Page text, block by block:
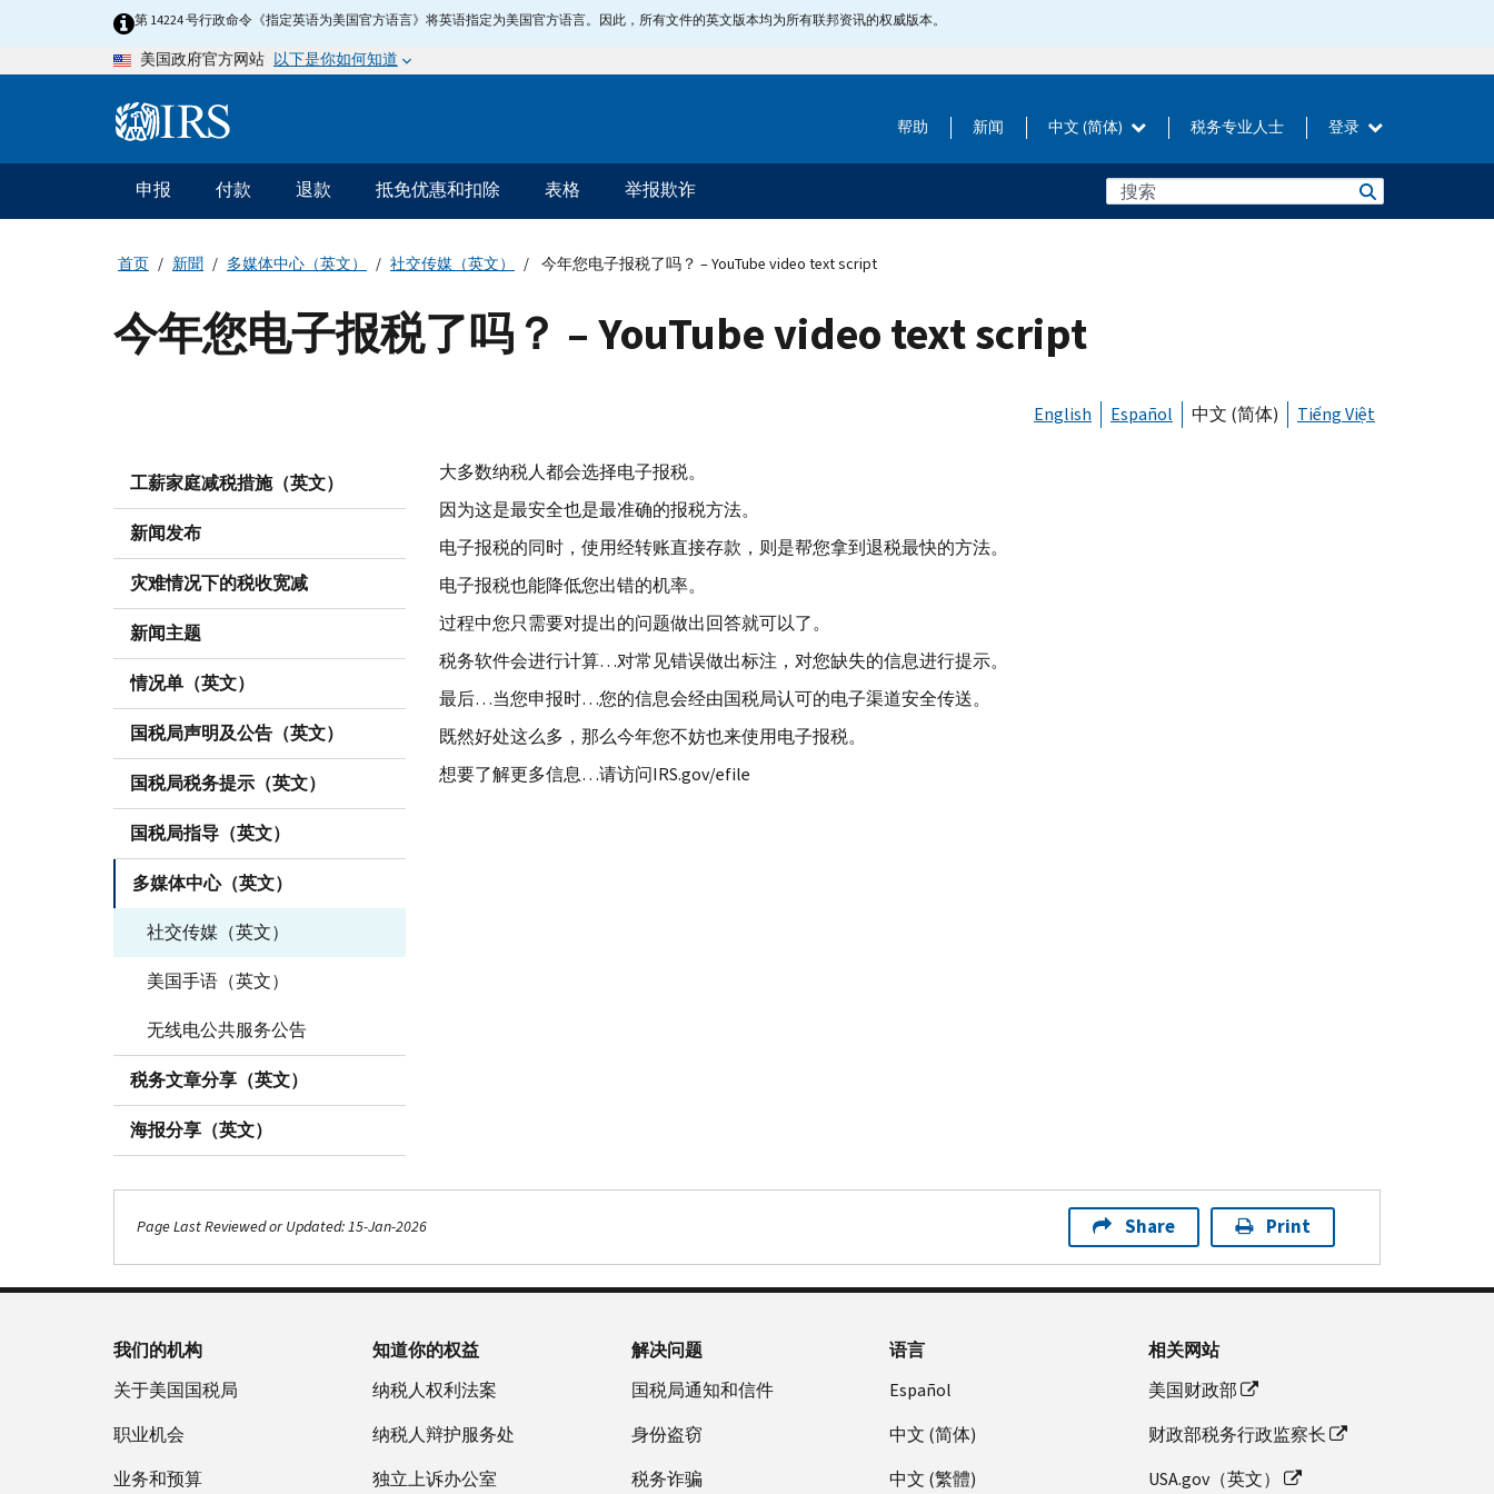
第 14224 号行政命令《指定英语为美国官方语言》将英语指定为美国官方语言。因此，所有文件的英文版本均为所有联邦资讯的权威版本。
美国政府官方网站 以下是你如何知道
Information 帮助 新闻 中文 (简体) 税务专业人士 登录
主
要
导
申报 付款 退款 抵免优惠和扣除 表格 举报欺诈
首页 新聞 多媒体中心（英文） 社交传媒（英文） 今年您电子报税了吗？ – YouTube video text script
今年您电子报税了吗？ – YouTube video text script
English Español 中文 (简体) Tiếng Việt
工薪家庭减税措施（英文）
新闻发布
灾难情况下的税收宽减
新闻主题
情况单（英文）
国税局声明及公告（英文）
国税局税务提示（英文）
国税局指导（英文）
多媒体中心（英文）
社交传媒（英文）
美国手语（英文）
无线电公共服务公告
税务文章分享（英文）
海报分享（英文）
大多数纳税人都会选择电子报税。
因为这是最安全也是最准确的报税方法。
电子报税的同时，使用经转账直接存款，则是帮您拿到退税最快的方法。
电子报税也能降低您出错的机率。
过程中您只需要对提出的问题做出回答就可以了。
税务软件会进行计算…对常见错误做出标注，对您缺失的信息进行提示。
最后…当您申报时…您的信息会经由国税局认可的电子渠道安全传送。
既然好处这么多，那么今年您不妨也来使用电子报税。
想要了解更多信息…请访问IRS.gov/efile
Page Last Reviewed or Updated: 15-Jan-2026 Share Print
我们的机构
关于美国国税局
职业机会
业务和预算
知道你的权益
纳税人权利法案
纳税人辩护服务处
独立上诉办公室
解决问题
国税局通知和信件
身份盗窃
税务诈骗
语言
Español
中文 (简体)
中文 (繁體)
相关网站
美国财政部
财政部税务行政监察长
USA.gov（英文）